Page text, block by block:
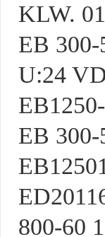
KLW.
EB 300-
U:24
EB
800-60